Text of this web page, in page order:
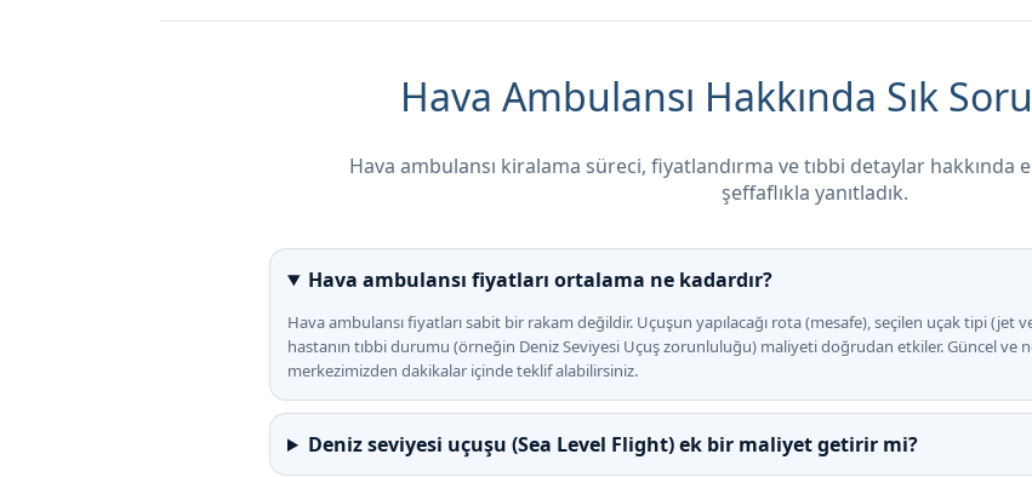
Hava Ambulansı Hakkında Sık
Hava ambulansı kiralama süreci, fiyatlandırma ve tıbbi detaylar hakkında
şeffaflıkla yanıtladık.
Hava ambulansı fiyatları ortalama ne kadardır?
Hava ambulansı fiyatları sabit bir rakam değildir. Uçuşun yapılacağı rota (mesafe), seçilen uçak tipi (jet
hastanın tıbbi durumu (örneğin Deniz Seviyesi Uçuş zorunluluğu) maliyeti doğrudan etkiler. Güncel ve
merkezimizden dakikalar içinde teklif alabilirsiniz.
Deniz seviyesi uçuşu (Sea Level Flight) ek bir maliyet getirir mi?